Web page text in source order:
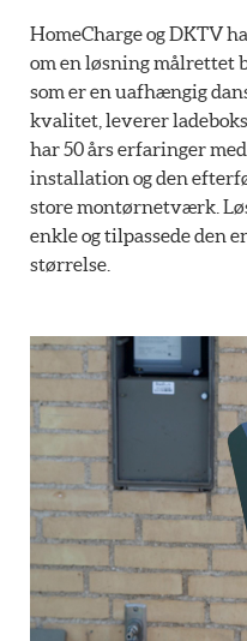
HomeCharge og DKTV
om en løsning målrettet
som er en uafhængig
kvalitet, leverer
har 50 års erfaringer
installation og den
store montørnetværk.
enkle og tilpassede den
størrelse.